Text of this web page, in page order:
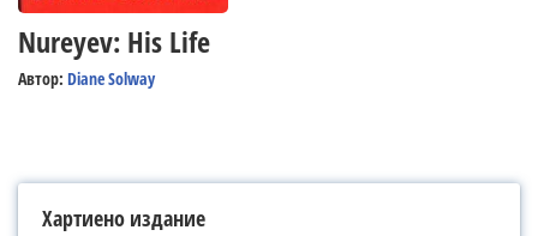
Nureyev: His Life
Автор: Diane Solway
Хартиено издание